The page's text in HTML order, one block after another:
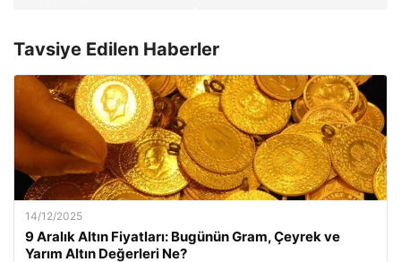
Tavsiye Edilen Haberler
14/12/2025
9 Aralık Altın Fiyatları: Bugünün Gram, Çeyrek ve
Yarım Altın Değerleri Ne?